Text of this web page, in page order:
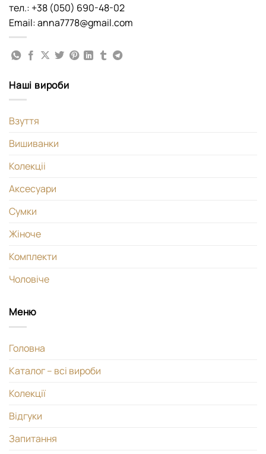
тел.: +38 (050) 690-48-02
Email: anna7778@gmail.com
Наші вироби
Взуття
Вишиванки
Колекціі
Аксесуари
Сумки
Жіноче
Комплекти
Чоловіче
Меню
Головна
Каталог – всі вироби
Колекції
Відгуки
Запитання